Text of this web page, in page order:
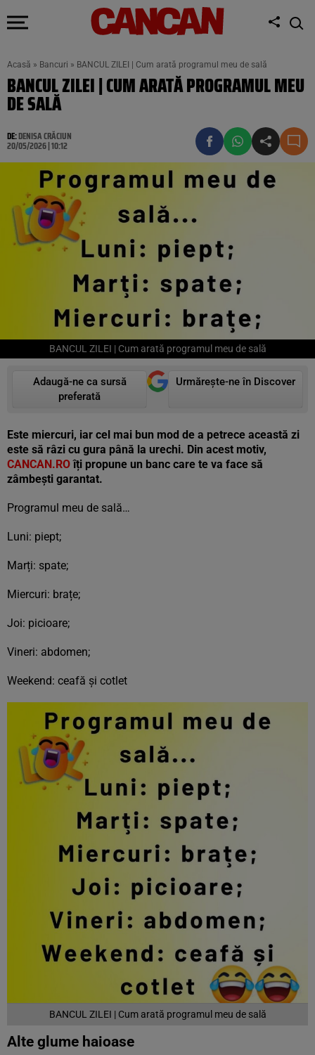
Acasă » Bancuri » BANCUL ZILEI | Cum arată programul meu de sală
BANCUL ZILEI | CUM ARATĂ PROGRAMUL MEU
DE SALĂ
DE:DENISA CRĂCIUN
20/05/2026 | 10:12
BANCUL ZILEI | Cum arată programul meu de sală
Adaugă-ne ca sursă
preferată
Urmărește-ne în Discover
Este miercuri, iar cel mai bun mod de a petrece această zi
este să râzi cu gura până la urechi. Din acest motiv,
CANCAN.ROîți propune un banc care te va face să
zâmbești garantat.
Programul meu de sală…
Luni: piept;
Marți: spate;
Miercuri: brațe;
Joi: picioare;
Vineri: abdomen;
Weekend: ceafă și cotlet
BANCUL ZILEI | Cum arată programul meu de sală
Alte glume haioase